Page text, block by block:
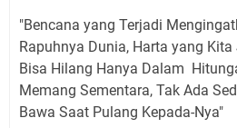
"Bencana yang Terjadi
Rapuhnya Dunia, Harta yang
Bisa Hilang Hanya Dalam
Memang Sementara, Tak Ada
Bawa Saat Pulang Kepada-Nya"